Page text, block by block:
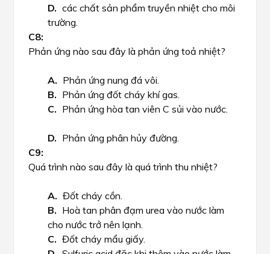
các chất sản phẩm truyền nhiệt cho môi
trường.
Phản ứng nào sau đây là phản ứng toả nhiệt?
Phản ứng nung đá vôi.
Phản ứng đốt cháy khí gas.
Phản ứng hòa tan viên C sủi vào nước.
Phản ứng phân hủy đường.
Quá trình nào sau đây là quá trình thu nhiệt?
Đốt cháy cồn.
Hoà tan phân đạm urea vào nước làm
cho nước trở nên lạnh.
Đốt cháy mẩu giấy.